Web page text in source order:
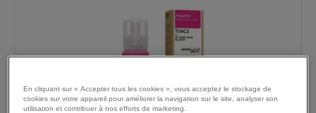
En cliquant sur « Accepter tous les cookies », vous acceptez le stockage de
cookies sur votre appareil pour améliorer la navigation sur le site, analyser son
utilisation et contribuer à nos efforts de marketing.